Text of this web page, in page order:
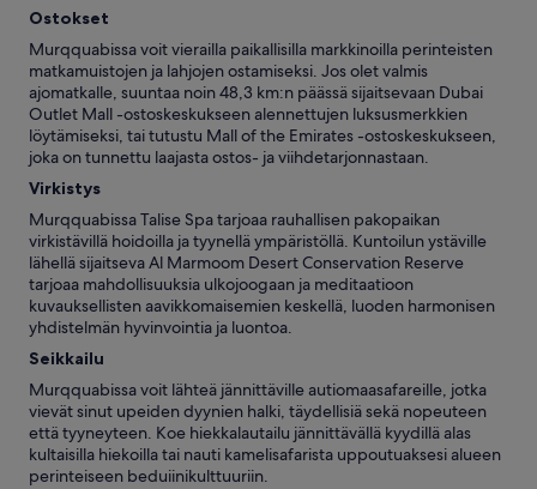
Ostokset
Murqquabissa voit vierailla paikallisilla markkinoilla perinteisten
matkamuistojen ja lahjojen ostamiseksi. Jos olet valmis
ajomatkalle, suuntaa noin 48,3 km:n päässä sijaitsevaan Dubai
Outlet Mall -ostoskeskukseen alennettujen luksusmerkkien
löytämiseksi, tai tutustu Mall of the Emirates -ostoskeskukseen,
joka on tunnettu laajasta ostos- ja viihdetarjonnastaan.
Virkistys
Murqquabissa Talise Spa tarjoaa rauhallisen pakopaikan
virkistävillä hoidoilla ja tyynellä ympäristöllä. Kuntoilun ystäville
lähellä sijaitseva Al Marmoom Desert Conservation Reserve
tarjoaa mahdollisuuksia ulkojoogaan ja meditaatioon
kuvauksellisten aavikkomaisemien keskellä, luoden harmonisen
yhdistelmän hyvinvointia ja luontoa.
Seikkailu
Murqquabissa voit lähteä jännittäville autiomaasafareille, jotka
vievät sinut upeiden dyynien halki, täydellisiä sekä nopeuteen
että tyyneyteen. Koe hiekkalautailu jännittävällä kyydillä alas
kultaisilla hiekoilla tai nauti kamelisafarista uppoutuaksesi alueen
perinteiseen beduiinikulttuuriin.